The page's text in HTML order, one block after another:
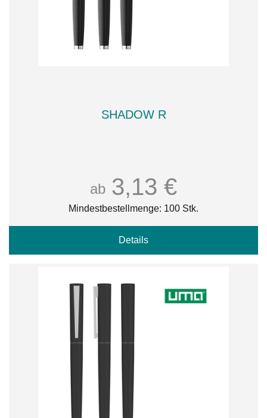
SHADOW R
ab 3,13 €
Mindestbestellmenge: 100 Stk.
Details